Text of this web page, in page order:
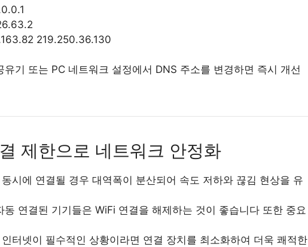
219.250.36.130
기 또는 PC 네트워크 설정에서 DNS 주소를 변경하면 즉시 개선
제한으로 네트워크 안정화
시에 연결될 경우 대역폭이 분산되어 속도 저하와 끊김 현상을 유
연결된 기기들은 WiFi 연결을 해제하는 것이 좋습니다 또한 중요
터넷이 필수적인 상황이라면 연결 장치를 최소화하여 더욱 쾌적한